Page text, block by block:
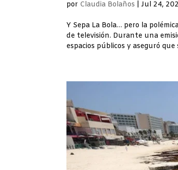
por Claudia Bolaños |Jul 24,
Y Sepa La Bola… pero la
de televisión. Durante una
espacios públicos y aseguró que